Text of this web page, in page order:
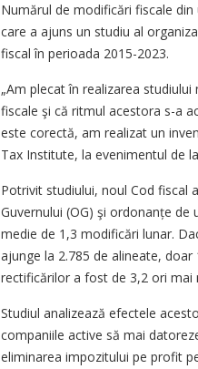
Numărul de modificări fiscale
care a ajuns un studiu al
fiscal în perioada 2015-2023.
„Am plecat în realizarea
fiscale şi că ritmul acestora s-a
este corectă, am realizat un
Tax Institute, la evenimentul de
Potrivit studiului, noul Cod fiscal
Guvernului (OG) şi ordo­nanțe de
medie de 1,3 modificări lunar.
ajunge la 2.785 de alineate,
rectificărilor a fost de 3,2 ori mai
Studiul analizează efectele
companiile active să mai
eliminarea impozitului pe profit